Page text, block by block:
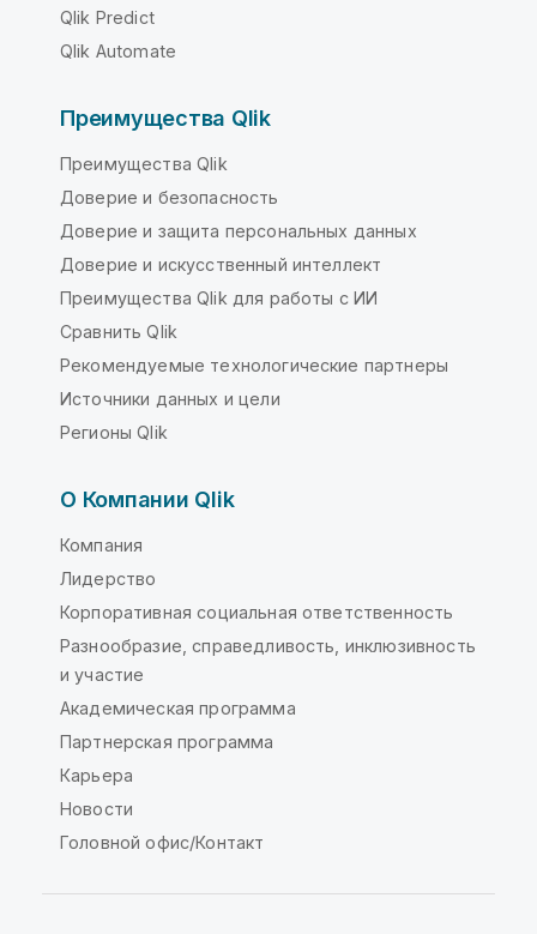
Qlik Predict
Qlik Automate
Преимущества Qlik
Преимущества Qlik
Доверие и безопасность
Доверие и защита персональных данных
Доверие и искусственный интеллект
Преимущества Qlik для работы с ИИ
Сравнить Qlik
Рекомендуемые технологические партнеры
Источники данных и цели
Регионы Qlik
О Компании Qlik
Компания
Лидерство
Корпоративная социальная ответственность
Разнообразие, справедливость, инклюзивность
и участие
Академическая программа
Партнерская программа
Карьера
Новости
Головной офис/Контакт